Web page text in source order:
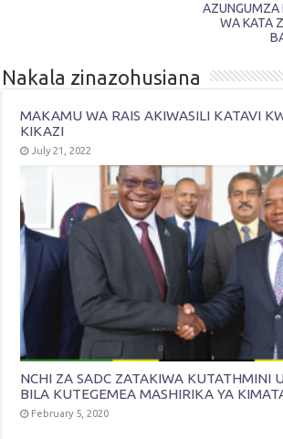
AZUNGUMZA
WA KATA
Nakala zinazohusiana
MAKAMU WA RAIS AKIWASILI KATAVI
KIKAZI
July 21, 2022
NCHI ZA SADC ZATAKIWA KUTATHMINI
BILA KUTEGEMEA MASHIRIKA YA
February 5, 2020